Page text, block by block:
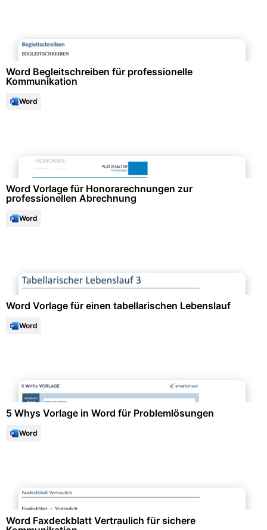
Word Begleitschreiben für professionelle
Kommunikation
Word
Word Vorlage für Honorarechnungen zur
professionellen Abrechnung
Word
Word Vorlage für einen tabellarischen Lebenslauf
Word
5 Whys Vorlage in Word für Problemlösungen
Word
Word Faxdeckblatt Vertraulich für sichere